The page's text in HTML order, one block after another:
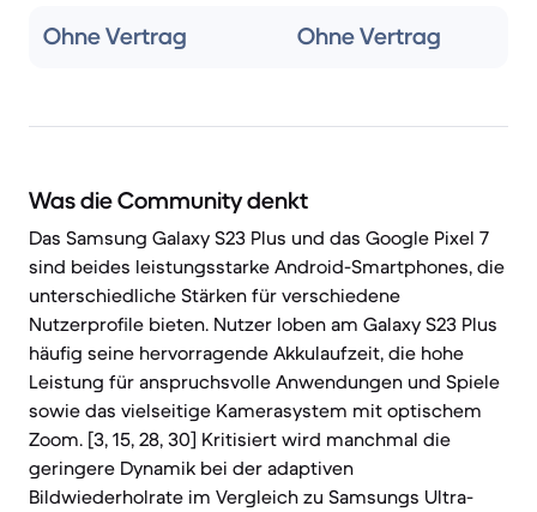
Ohne Vertrag Ohne Vertrag
Was die Community denkt
Das Samsung Galaxy S23 Plus und das Google Pixel 7
sind beides leistungsstarke Android-Smartphones, die
unterschiedliche Stärken für verschiedene
Nutzerprofile bieten. Nutzer loben am Galaxy S23 Plus
häufig seine hervorragende Akkulaufzeit, die hohe
Leistung für anspruchsvolle Anwendungen und Spiele
sowie das vielseitige Kamerasystem mit optischem
Zoom. [3, 15, 28, 30] Kritisiert wird manchmal die
geringere Dynamik bei der adaptiven
Bildwiederholrate im Vergleich zu Samsungs Ultra-